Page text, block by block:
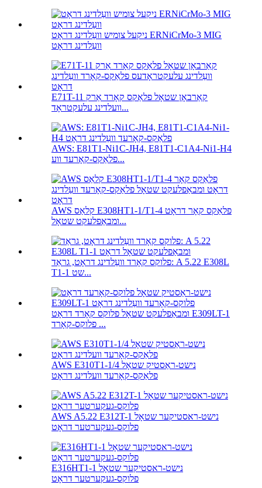
ניקעל צומיש וועַלדינג דראָט ERNiCrMo-3 MIG
וועַלדינג דראָט
E71T-11 קאַרבאָן שטאָל פלאַקס קאָרד אַרק
וועלדינג עלעקטראָד...
AWS: E81T1-Ni1C-JH4, E81T1-C1A4-Ni1-H4
פלאַקס-קאָרעד ווע...
AWS קלאַס E308HT1-1/T1-4 פלאַקס קאָר דראָט
ומבאַפלעקט שטאָל...
פלוקס קאָרד וועַלדינג דראָט, גראַד: A 5.22 E308L
T1-1 שט...
ומבאַפלעקט שטאָל פלוקס קאָרד דראָט E309LT-1
פלוקס-קאָרד ...
AWS E310T1-1/4 נישט-ראַסטיק שטאָל
פלאַקס-קאָרעד וועלדינג דראָט
AWS A5.22 E312T-1 נישט-ראסטיקער שטאָל
פלוקס-געקערטער דראָט
E316HT1-1 נישט-ראסטיקער שטאָל
פלוקס-געקערטער דראָט